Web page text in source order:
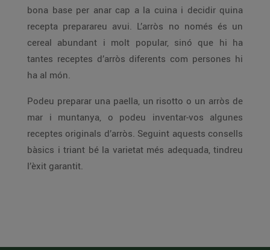
bona base per anar cap a la cuina i decidir quina
recepta preparareu avui. L’arròs no només és un
cereal abundant i molt popular, sinó que hi ha
tantes receptes d’arròs diferents com persones hi
ha al món.
Podeu preparar una paella, un risotto o un arròs de
mar i muntanya, o podeu inventar-vos algunes
receptes originals d’arròs. Seguint aquests consells
bàsics i triant bé la varietat més adequada, tindreu
l’èxit garantit.